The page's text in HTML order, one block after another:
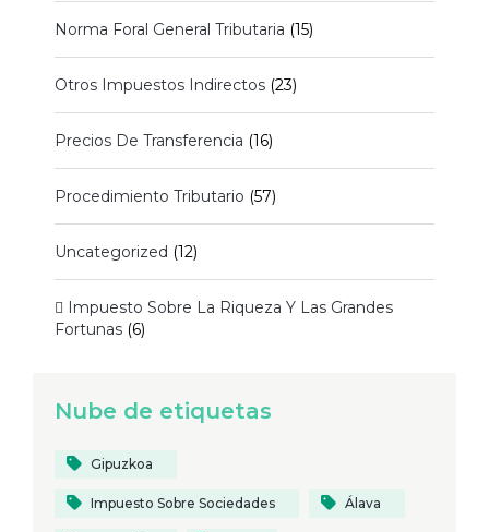
Norma Foral General Tributaria (15)
Otros Impuestos Indirectos (23)
Precios De Transferencia (16)
Procedimiento Tributario (57)
Uncategorized (12)
 Impuesto Sobre La Riqueza Y Las Grandes
Fortunas (6)
Nube de etiquetas
Gipuzkoa
Impuesto Sobre Sociedades Álava